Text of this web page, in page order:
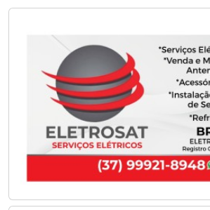
Publicidades